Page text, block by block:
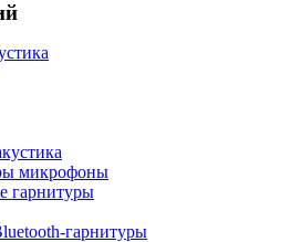
микрофоны
гарнитуры
гарнитуры